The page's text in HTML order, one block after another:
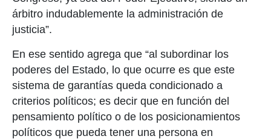
árbitro indudablemente la administración de
justicia”.
En ese sentido agrega que “al subordinar los
poderes del Estado, lo que ocurre es que este
sistema de garantías queda condicionado a
criterios políticos; es decir que en función del
pensamiento político o de los posicionamientos
políticos que pueda tener una persona en